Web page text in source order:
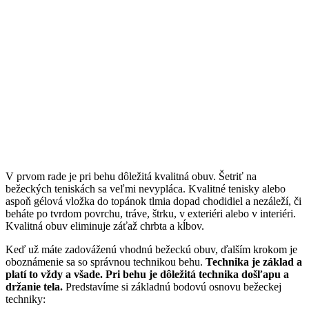
V prvom rade je pri behu dôležitá kvalitná obuv. Šetriť na
bežeckých teniskách sa veľmi nevypláca. Kvalitné tenisky alebo
aspoň gélová vložka do topánok tlmia dopad chodidiel a nezáleží, či
beháte po tvrdom povrchu, tráve, štrku, v exteriéri alebo v interiéri.
Kvalitná obuv eliminuje záťaž chrbta a kĺbov.
Keď už máte zadováženú vhodnú bežeckú obuv, ďalším krokom je
oboznámenie sa so správnou technikou behu. Technika je základ a
platí to vždy a všade. Pri behu je dôležitá technika došľapu a
držanie tela. Predstavíme si základnú bodovú osnovu bežeckej
techniky: